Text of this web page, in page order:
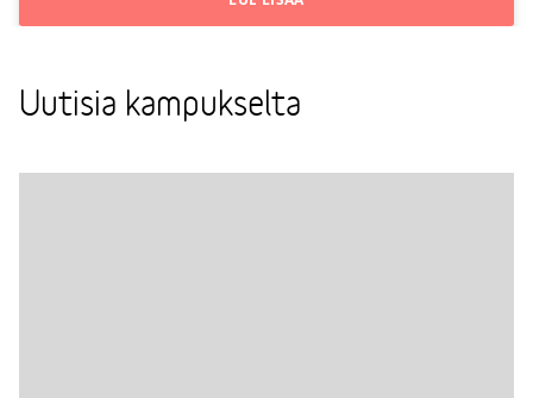
Uutisia kampukselta